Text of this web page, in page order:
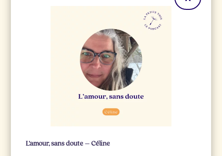
L’amour, sans doute – Céline